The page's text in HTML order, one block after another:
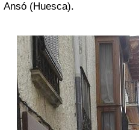
Ansó (Huesca).